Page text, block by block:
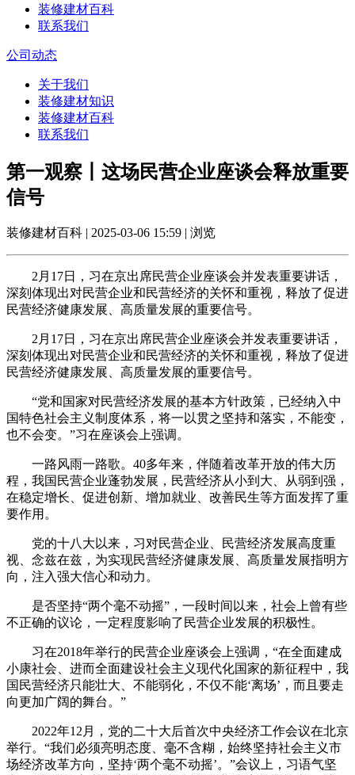
装修建材百科
联系我们
公司动态
关于我们
装修建材知识
装修建材百科
联系我们
第一观察丨这场民营企业座谈会释放重要
信号
装修建材百科 | 2025-03-06 15:59 | 浏览
2月17日，习在京出席民营企业座谈会并发表重要讲话，
深刻体现出对民营企业和民营经济的关怀和重视，释放了促进
民营经济健康发展、高质量发展的重要信号。
2月17日，习在京出席民营企业座谈会并发表重要讲话，
深刻体现出对民营企业和民营经济的关怀和重视，释放了促进
民营经济健康发展、高质量发展的重要信号。
“党和国家对民营经济发展的基本方针政策，已经纳入中
国特色社会主义制度体系，将一以贯之坚持和落实，不能变，
也不会变。”习在座谈会上强调。
一路风雨一路歌。40多年来，伴随着改革开放的伟大历
程，我国民营企业蓬勃发展，民营经济从小到大、从弱到强，
在稳定增长、促进创新、增加就业、改善民生等方面发挥了重
要作用。
党的十八大以来，习对民营企业、民营经济发展高度重
视、念兹在兹，为实现民营经济健康发展、高质量发展指明方
向，注入强大信心和动力。
是否坚持“两个毫不动摇”，一段时间以来，社会上曾有些
不正确的议论，一定程度影响了民营企业发展的积极性。
习在2018年举行的民营企业座谈会上强调，“在全面建成
小康社会、进而全面建设社会主义现代化国家的新征程中，我
国民营经济只能壮大、不能弱化，不仅不能‘离场’，而且要走
向更加广阔的舞台。”
2022年12月，党的二十大后首次中央经济工作会议在北京
举行。“我们必须亮明态度、毫不含糊，始终坚持社会主义市
场经济改革方向，坚持‘两个毫不动摇’。”会议上，习语气坚